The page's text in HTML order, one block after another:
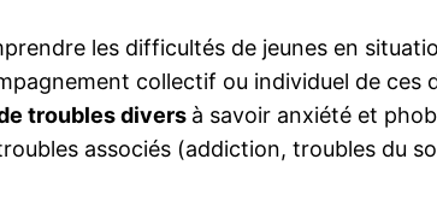
les difficultés de jeunes en
collectif ou individuel de ces
troubles divers à savoir anxiété et
associés (addiction, troubles du